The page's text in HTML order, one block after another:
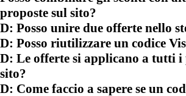
proposte sul sito?
D: Posso unire due offerte nello
D: Posso riutilizzare un codice
D: Le offerte si applicano a tutti
sito?
D: Come faccio a sapere se un